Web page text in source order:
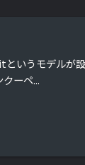
いうモデルが
ーペ...